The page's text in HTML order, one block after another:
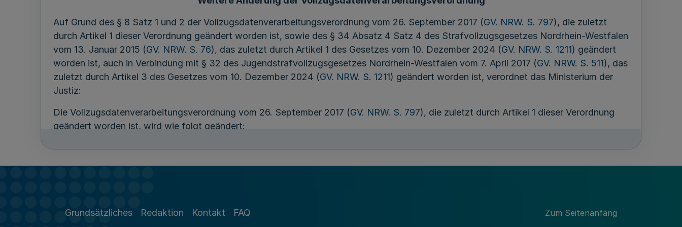
Auf Grund des § 8 Satz 1 und 2 der Vollzugsdatenverarbeitungsverordnung vom 26. September 2017 (GV. NRW. S. 797), die zuletzt
durch Artikel 1 dieser Verordnung geändert worden ist, sowie des § 34 Absatz 4 Satz 4 des Strafvollzugsgesetzes Nordrhein-Westfalen
vom 13. Januar 2015 (GV. NRW. S. 76), das zuletzt durch Artikel 1 des Gesetzes vom 10. Dezember 2024 (GV. NRW. S. 1211) geändert
worden ist, auch in Verbindung mit § 32 des Jugendstrafvollzugsgesetzes Nordrhein-Westfalen vom 7. April 2017 (GV. NRW. S. 511), das
zuletzt durch Artikel 3 des Gesetzes vom 10. Dezember 2024 (GV. NRW. S. 1211) geändert worden ist, verordnet das Ministerium der
Justiz:
Die Vollzugsdatenverarbeitungsverordnung vom 26. September 2017 (GV. NRW. S. 797), die zuletzt durch Artikel 1 dieser Verordnung
geändert worden ist, wird wie folgt geändert:
1. § 3 wird wie folgt geändert:
„Der Abruf findet auf Grundlage der zu dem jeweiligen in dem IT-Fachverfahren BASIS vorliegenden Personenkonto gespeicherten
Grundsätzliches Redaktion Kontakt FAQ Zum Seitenanfang